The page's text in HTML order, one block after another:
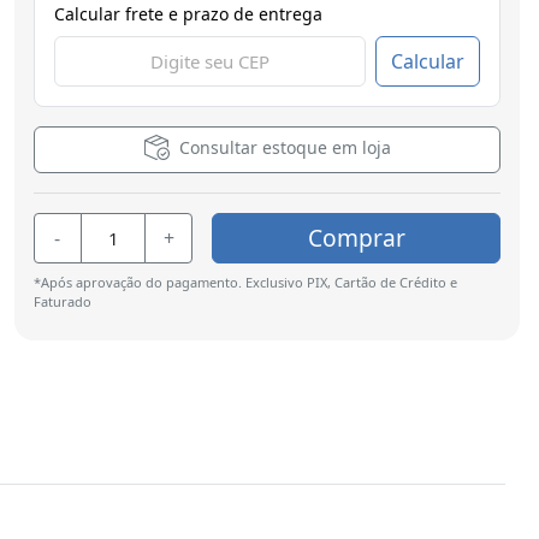
Calcular frete e prazo de entrega
Calcular
Consultar estoque em loja
- + Comprar
*Após aprovação do pagamento. Exclusivo PIX, Cartão de Crédito e
Faturado